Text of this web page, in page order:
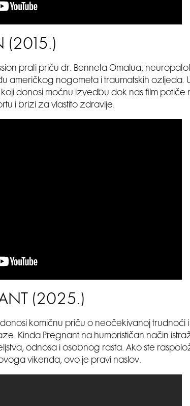
(2015.)
prati priču dr. Benneta Omalua,
američkog nogometa i traumatskih ozljeda.
donosi moćnu izvedbu dok nas film potiče
i brizi za vlastito zdravlje.
(2025.)
komičnu priču o neočekivanoj trudnoći i
Kinda Pregnant na humorističan način
odnosa i osobnog rasta. Ako ste
vikenda, ovo je pravi naslov.